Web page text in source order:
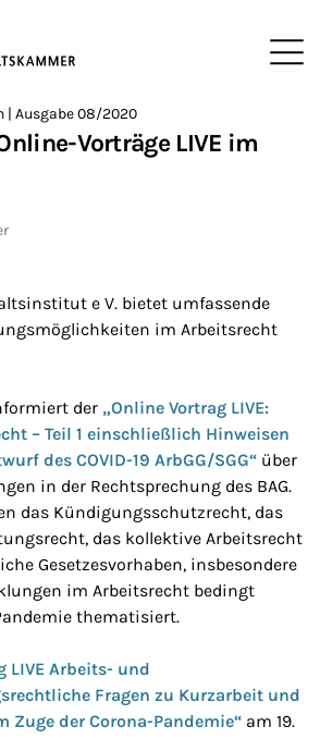
SPRINGEN
>
Newsletter
>
Nachrichten aus Berlin
| Ausgabe 08/2020
Vorträge LIVE im
e V. bietet umfassende
im Arbeitsrecht
der „Online Vortrag LIVE:
– Teil 1 einschließlich Hinweisen
des COVID-19 ArbGG/SGG“ über
in der Rechtsprechung des BAG.
das Kündigungsschutzrecht, das
das kollektive Arbeitsrecht
Gesetzesvorhaben, insbesondere
im Arbeitsrecht bedingt
thematisiert.
LIVE Arbeits- und
Fragen zu Kurzarbeit und
Zuge der Corona-Pandemie“ am 19.